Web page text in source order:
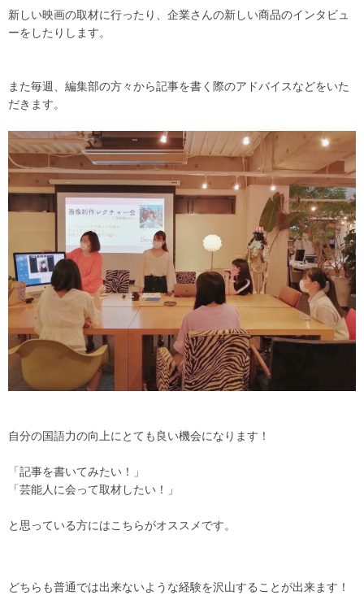
新しい映画の取材に行ったり、企業さんの新しい商品のインタビュ
ーをしたりします。
また毎週、編集部の方々から記事を書く際のアドバイスなどをいた
だきます。
自分の国語力の向上にとても良い機会になります！
「記事を書いてみたい！」
「芸能人に会って取材したい！」
と思っている方にはこちらがオススメです。
どちらも普通では出来ないような経験を沢山することが出来ます！